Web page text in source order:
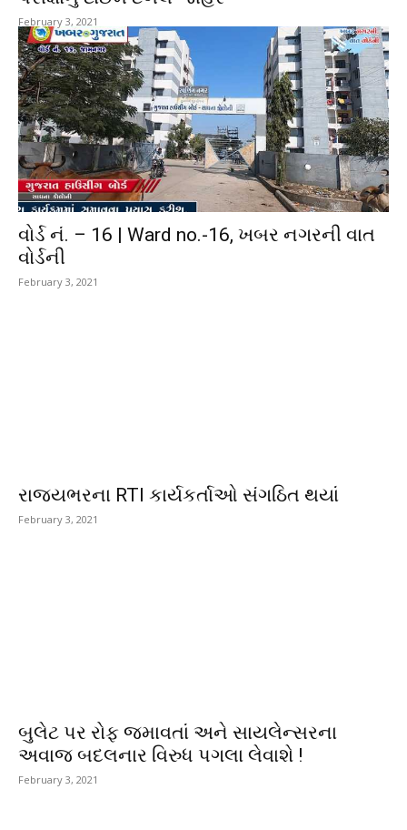
February 3, 2021
વોર્ડ નં. – 16 | Ward no.-16, ખબર નગરની વાત
વોર્ડની
February 3, 2021
રાજયભરના RTI કાર્યકર્તાઓ સંગઠિત થયાં
February 3, 2021
બુલેટ પર રોફ જમાવતાં અને સાયલેન્સરના
અવાજ બદલનાર વિરુધ પગલા લેવાશે !
February 3, 2021